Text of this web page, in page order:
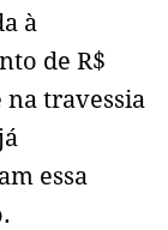
à
de R$
travessia
essa